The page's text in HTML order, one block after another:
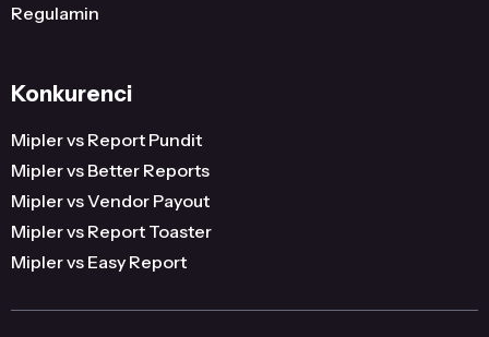
Regulamin
Konkurenci
Mipler vs Report Pundit
Mipler vs Better Reports
Mipler vs Vendor Payout
Mipler vs Report Toaster
Mipler vs Easy Report